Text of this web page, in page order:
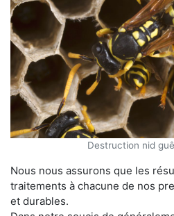
Destruction nid
Nous nous assurons que les
traitements à chacune de nos
et durables.